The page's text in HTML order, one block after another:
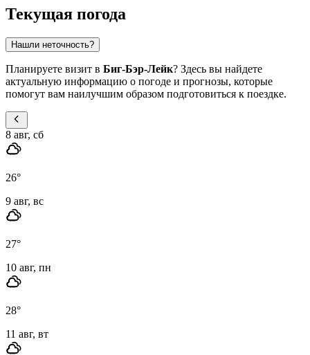
Текущая погода
Нашли неточность?
Планируете визит в Биг-Бэр-Лейк? Здесь вы найдете
актуальную информацию о погоде и прогнозы, которые
помогут вам наилучшим образом подготовиться к поездке.
8 авг, сб
26°
9 авг, вс
27°
10 авг, пн
28°
11 авг, вт